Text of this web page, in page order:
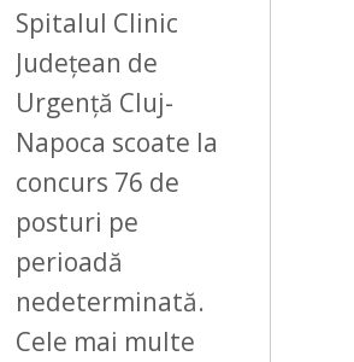
Spitalul Clinic
Județean de
Urgență Cluj-
Napoca scoate la
concurs 76 de
posturi pe
perioadă
nedeterminată.
Cele mai multe